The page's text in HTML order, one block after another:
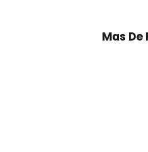
Mas De